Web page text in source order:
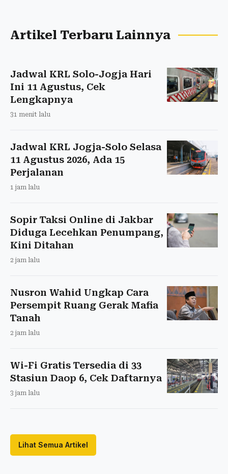
Artikel Terbaru Lainnya
Jadwal KRL Solo-Jogja Hari
Ini 11 Agustus, Cek
Lengkapnya
31 menit lalu
Jadwal KRL Jogja-Solo Selasa
11 Agustus 2026, Ada 15
Perjalanan
1 jam lalu
Sopir Taksi Online di Jakbar
Diduga Lecehkan Penumpang,
Kini Ditahan
2 jam lalu
Nusron Wahid Ungkap Cara
Persempit Ruang Gerak Mafia
Tanah
2 jam lalu
Wi-Fi Gratis Tersedia di 33
Stasiun Daop 6, Cek Daftarnya
3 jam lalu
Lihat Semua Artikel